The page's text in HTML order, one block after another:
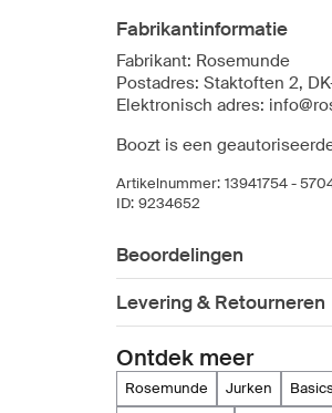
Fabrikantinformatie
Fabrikant: Rosemunde
Postadres: Staktoften 2,
Elektronisch adres:
Boozt is een
Artikelnummer: 13941754 -
ID: 9234652
Beoordelingen
Levering & Retourneren
Ontdek meer
rosemunde jurken